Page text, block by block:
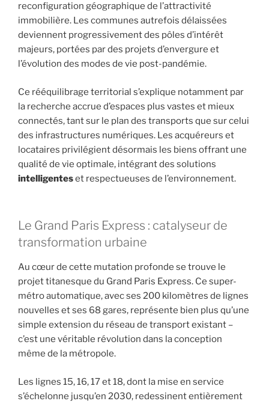
reconfiguration géographique de l’attractivité
immobilière. Les communes autrefois délaissées
deviennent progressivement des pôles d’intérêt
majeurs, portées par des projets d’envergure et
l’évolution des modes de vie post-pandémie.
Ce rééquilibrage territorial s’explique notamment par
la recherche accrue d’espaces plus vastes et mieux
connectés, tant sur le plan des transports que sur celui
des infrastructures numériques. Les acquéreurs et
locataires privilégient désormais les biens offrant une
qualité de vie optimale, intégrant des solutions
intelligenteset respectueuses de l’environnement.
Le Grand Paris Express : catalyseur de
transformation urbaine
Au cœur de cette mutation profonde se trouve le
projet titanesque du Grand Paris Express. Ce super-
métro automatique, avec ses 200 kilomètres de lignes
nouvelles et ses 68 gares, représente bien plus qu’une
simple extension du réseau de transport existant –
c’est une véritable révolution dans la conception
même de la métropole.
Les lignes 15, 16, 17 et 18, dont la mise en service
s’échelonne jusqu’en 2030, redessinent entièrement